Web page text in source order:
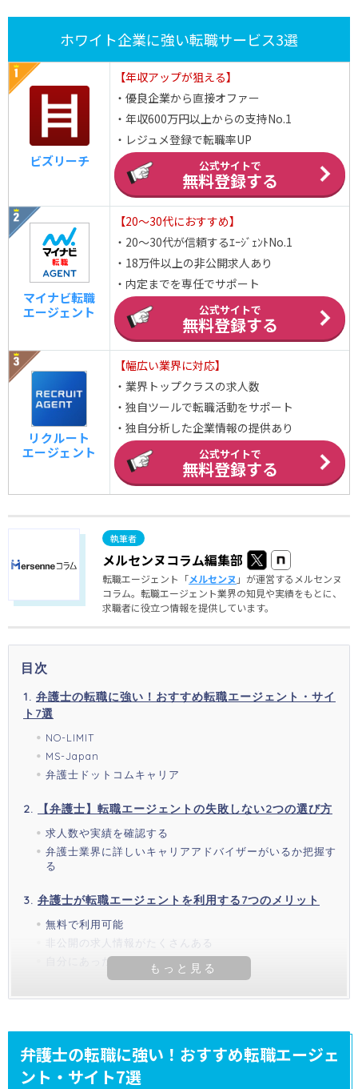
ホワイト企業に強い転職サービス3選
ビズリーチ
【年収アップが狙える】
・優良企業から直接オファー
・年収600万円以上からの支持No.1
・レジュメ登録で転職率UP
公式サイトで
無料登録する
マイナビ転職
エージェント
【20～30代におすすめ】
・20～30代が信頼するｴｰｼﾞｪﾝﾄNo.1
・18万件以上の非公開求人あり
・内定までを専任でサポート
公式サイトで
無料登録する
リクルート
エージェント
【幅広い業界に対応】
・業界トップクラスの求人数
・独自ツールで転職活動をサポート
・独自分析した企業情報の提供あり
公式サイトで
無料登録する
メルセンヌコラム編集部
転職エージェント「メルセンヌ 」が運営するメルセンヌ
コラム。転職エージェント業界の知見や実績をもとに、
求職者に役立つ情報を提供しています。
目次
弁護士の転職に強い！おすすめ転職エージェント・サイ
ト7選
NO-LIMIT
MS-Japan
弁護士ドットコムキャリア
【弁護士】転職エージェントの失敗しない2つの選び方
求人数や実績を確認する
弁護士業界に詳しいキャリアアドバイザーがいるか把握す
る
弁護士が転職エージェントを利用する7つのメリット
無料で利用可能
非公開の求人情報がたくさんある
自分にあった転職先に出会いやすい
弁護士の転職に強い！おすすめ転職エージェ
ント・サイト7選